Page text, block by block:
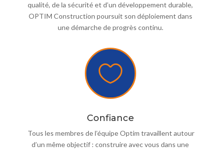
qualité, de la sécurité et d’un développement durable,
OPTIM Construction poursuit son déploiement dans
une démarche de progrès continu.

Confiance
Tous les membres de l’équipe Optim travaillent autour
d’un même objectif : construire avec vous dans une